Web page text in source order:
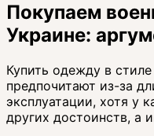
Покупаем
Украине:
Купить одежду в
предпочитают из-за
эксплуатации, хотя у
других достоинств, а